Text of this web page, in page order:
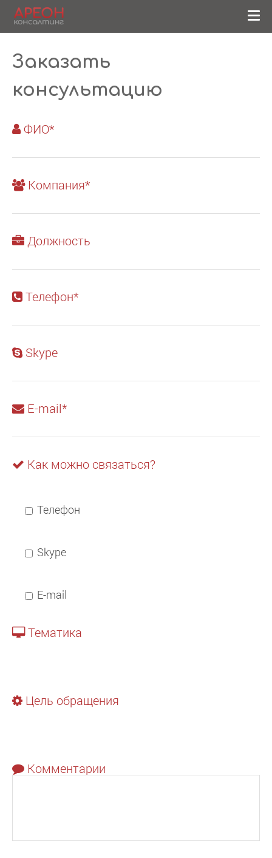
Заказать
консультацию
ФИО*
Компания*
Должность
Телефон*
Skype
E-mail*
Как можно связаться?
Телефон
Skype
E-mail
Тематика
Цель обращения
Комментарии